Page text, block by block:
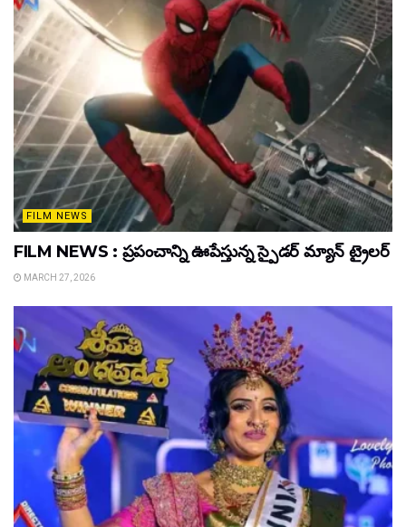
FILM NEWS
FILM NEWS : ప్రపంచాన్ని ఊపేస్తున్న స్పైడర్ మ్యాన్ ట్రైలర్
MARCH 27, 2026